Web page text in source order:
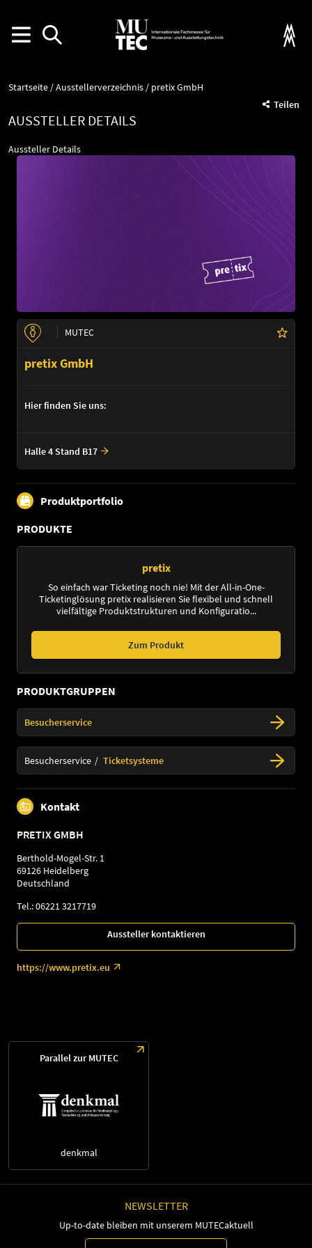
Startseite Ausstellerverzeichnis
pretix GmbH
Teilen
AUSSTELLER DETAILS
Aussteller Details
MUTEC
pretix GmbH
Hier finden Sie uns:
Halle 4 Stand B17
Produktportfolio
PRODUKTE
pretix
So einfach war Ticketing noch nie! Mit der All-in-One-
Ticketinglösung pretix realisieren Sie flexibel und schnell
vielfältige Produktstrukturen und Konfiguratio...
Zum Produkt
PRODUKTGRUPPEN
Besucherservice
Besucherservice Ticketsysteme
Kontakt
PRETIX GMBH
Berthold-Mogel-Str. 1
69126 Heidelberg
Deutschland
Tel.: 06221 3217719
Aussteller kontaktieren
https://www.pretix.eu
Parallel zur MUTEC
denkmal
NEWSLETTER
Up-to-date bleiben mit unserem MUTECaktuell